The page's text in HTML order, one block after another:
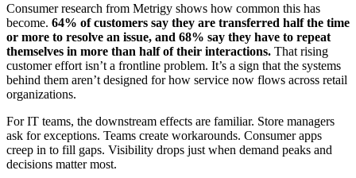
Consumer research from Metrigy shows how common this has
become. 64% of customers say they are transferred half the time
or more to resolve an issue, and 68% say they have to repeat
themselves in more than half of their interactions. That rising
customer effort isn’t a frontline problem. It’s a sign that the systems
behind them aren’t designed for how service now flows across retail
organizations.
For IT teams, the downstream effects are familiar. Store managers
ask for exceptions. Teams create workarounds. Consumer apps
creep in to fill gaps. Visibility drops just when demand peaks and
decisions matter most.